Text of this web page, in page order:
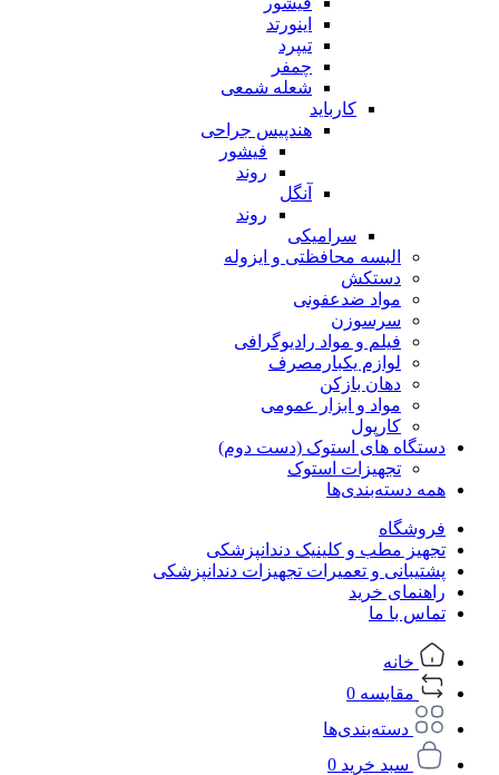
اینورتد
تیپرد
چمفر
شعله شمعی
کارباید
هندپیس جراحی
فیشور
روند
آنگل
روند
سرامیکی
البسه محافظتی و ایزوله
دستکش
مواد ضدعفونی
سرسوزن
فیلم و مواد رادیوگرافی
لوازم یکبارمصرف
دهان بازکن
مواد و ابزار عمومی
کارپول
دستگاه های استوک (دست دوم)
تجهیزات استوک
همه دسته‌بندی‌ها
فروشگاه
تجهیز مطب و کلینیک دندانپزشکی
پشتیبانی و تعمیرات تجهیزات دندانپزشکی
راهنمای خرید
تماس با ما
خانه
مقایسه 0
دسته‌بندی‌ها
سبد خرید 0